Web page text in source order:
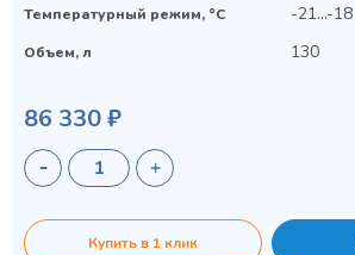
Температурный режим, °C -21...-18
Объем, л 130
86 330 ₽
Купить в 1 клик